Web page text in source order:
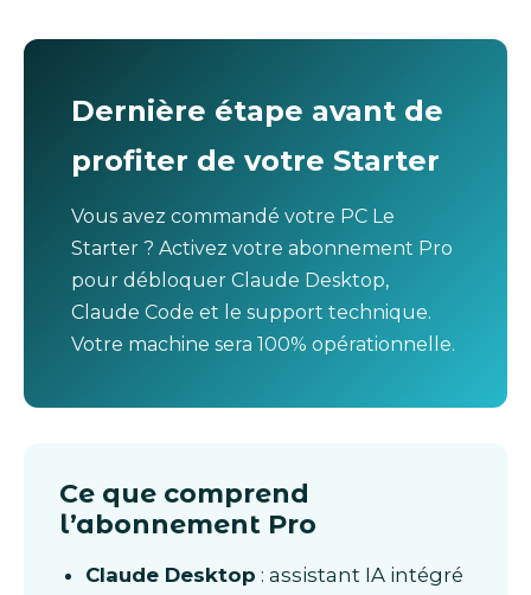
Dernière étape avant de
profiter de votre Starter
Vous avez commandé votre PC Le
Starter ? Activez votre abonnement Pro
pour débloquer Claude Desktop,
Claude Code et le support technique.
Votre machine sera 100% opérationnelle.
Ce que comprend
l’abonnement Pro
Claude Desktop : assistant IA intégré